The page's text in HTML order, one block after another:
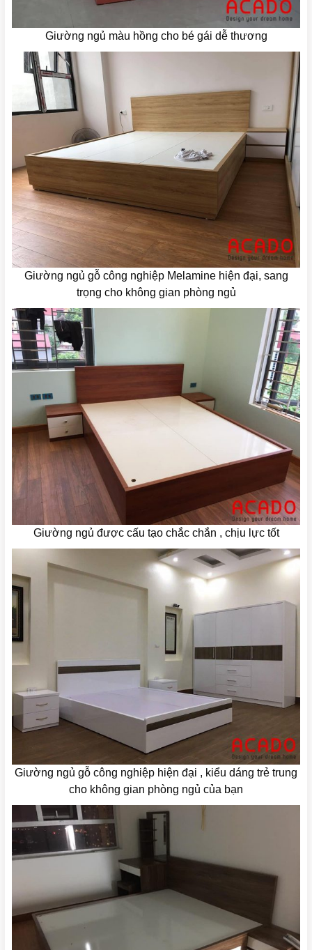
Giường ngủ màu hồng cho bé gái dễ thương
Giường ngủ gỗ công nghiệp Melamine hiện đại, sang
trọng cho không gian phòng ngủ
Giường ngủ được cấu tạo chắc chắn , chịu lực tốt
Giường ngủ gỗ công nghiệp hiện đại , kiểu dáng trẻ trung
cho không gian phòng ngủ của bạn